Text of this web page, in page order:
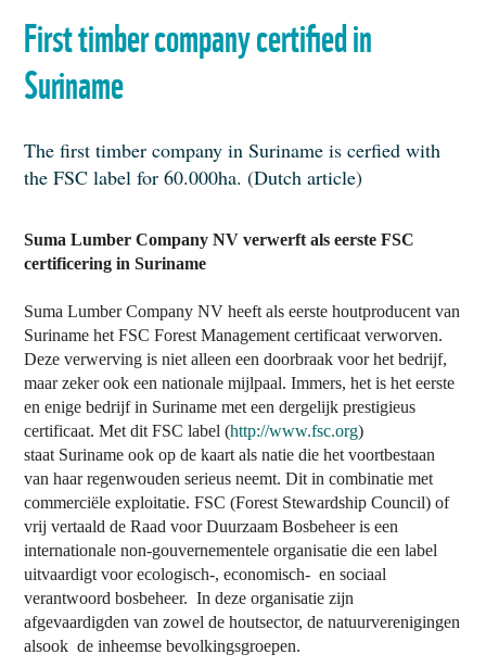
WORK WITH US
First timber company certified in
Suriname
The first timber company in Suriname is cerfied with
the FSC label for 60.000ha. (Dutch article)
Suma Lumber Company NV verwerft als eerste FSC
certificering inSuriname
Suma Lumber Company NV heeft als eerste houtproducent van
Suriname het FSC Forest Management certificaat verworven.
Deze verwerving is niet alleen een doorbraak voor het bedrijf,
maar zeker ook een nationale mijlpaal. Immers, het is het eerste
en enige bedrijf in Suriname met een dergelijk prestigieus
certificaat. Met dit FSC label (http://www.fsc.org)
staat Suriname ook op de kaart als natie die het voortbestaan
van haar regenwouden serieus neemt. Dit in combinatie met
commerciële exploitatie. FSC (Forest Stewardship Council) of
vrij vertaald de Raad voor Duurzaam Bosbeheer is een
internationale non-gouvernementele organisatie die een label
uitvaardigt voor ecologisch-, economisch- en sociaal
verantwoord bosbeheer. In deze organisatie zijn
afgevaardigden van zowel de houtsector, de natuurverenigingen
alsook de inheemse bevolkingsgroepen.